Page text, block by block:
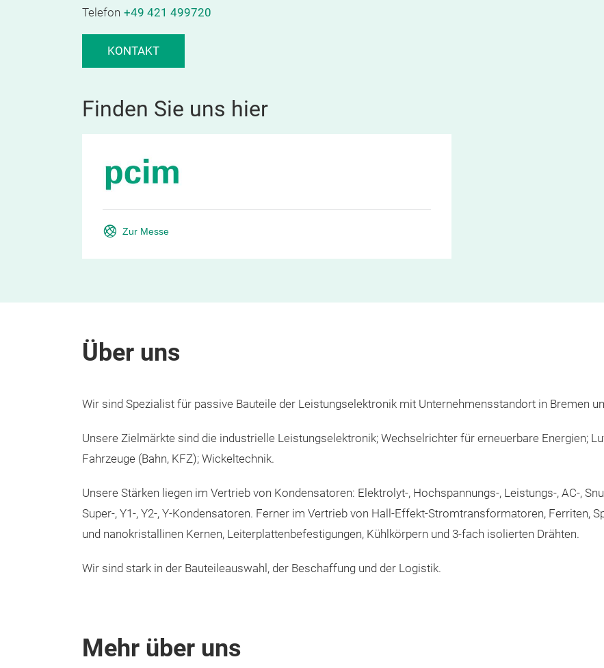
Telefon +49 421 499720
KONTAKT
Finden Sie uns hier
Zur Messe
Über uns
Wir sind Spezialist für passive Bauteile der Leistungselektronik mit Unternehmensstandort in Bremen
Unsere Zielmärkte sind die industrielle Leistungselektronik; Wechselrichter für erneuerbare Energien;
Fahrzeuge (Bahn, KFZ); Wickeltechnik.
Unsere Stärken liegen im Vertrieb von Kondensatoren: Elektrolyt-, Hochspannungs-, Leistungs-, AC-,
Super-, Y1-, Y2-, Y-Kondensatoren. Ferner im Vertrieb von Hall-Effekt-Stromtransformatoren, Ferriten,
und nanokristallinen Kernen, Leiterplattenbefestigungen, Kühlkörpern und 3-fach isolierten Drähten.
Wir sind stark in der Bauteileauswahl, der Beschaffung und der Logistik.
Mehr über uns